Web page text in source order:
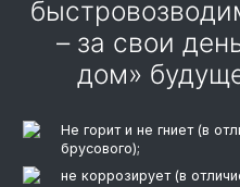
– за свои
дом»
Не горит и не гниет (в
брусового);
не коррозирует (в